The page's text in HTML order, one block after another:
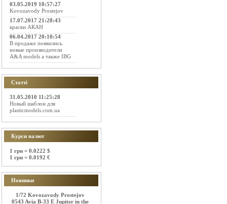
03.05.2019 10:57:27
Kovozavody Prostejov
17.07.2017 21:28:43
краски АКАН
06.04.2017 20:10:54
В продаже появились
новые производители
A&A models а также IBG
Статті
31.05.2010 11:25:28
Новый шаблон для
plasticmodels.com.ua
Курси валют
1 грн = 0.0222 $
1 грн = 0.0192 €
Новинки
1/72 Kovozavody Prostejov
0543 Avia B-33 E Jupiter in the